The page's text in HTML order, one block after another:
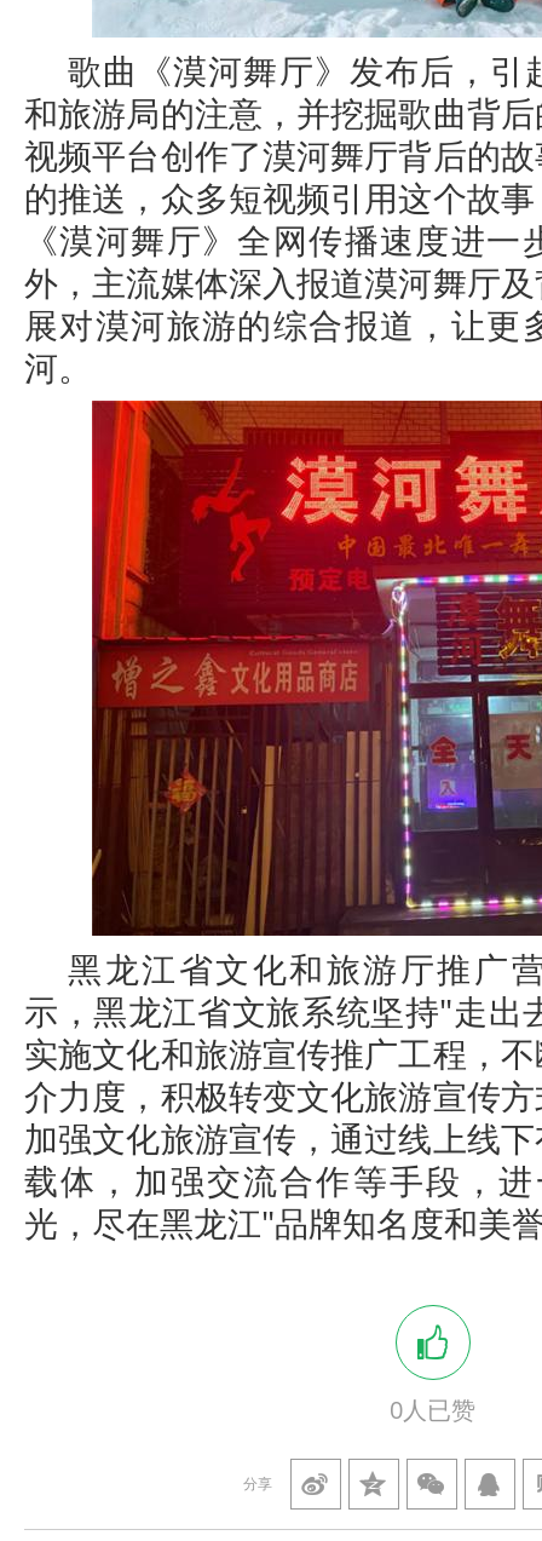
歌曲《漠河舞厅》发布后，引
和旅游局的注意，并挖掘歌曲背
视频平台创作了漠河舞厅背后的
的推送，众多短视频引用这个故
《漠河舞厅》全网传播速度进
外，主流媒体深入报道漠河舞厅
展对漠河旅游的综合报道，让更
河。
黑龙江省文化和旅游厅推广
示，黑龙江省文旅系统坚持"走出
实施文化和旅游宣传推广工程，
介力度，积极转变文化旅游宣传
加强文化旅游宣传，通过线上线
载体，加强交流合作等手段，
光，尽在黑龙江"品牌知名度和美
0人已赞
分享